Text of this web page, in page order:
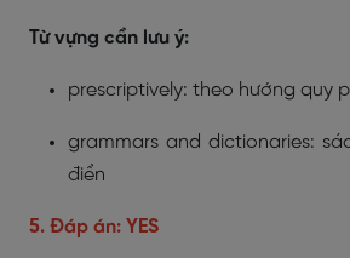
Từ vựng cần lưu ý:
prescriptively: theo hướng quy
grammars and dictionaries:
điển
5. Đáp án: YES